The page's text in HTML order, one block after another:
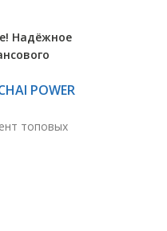
Надёжное
POWER
топовых